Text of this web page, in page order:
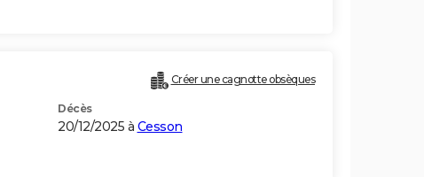
Créer une cagnotte obsèques
Décès
20/12/2025 à Cesson